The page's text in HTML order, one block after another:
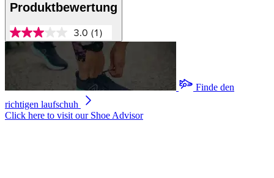
Produktbewertung
3.0
von
Sternen,
Durchschnittswert
der
Read
a
3.0 (1)
Finde den
richtigen laufschuh
Click here to visit our Shoe Advisor